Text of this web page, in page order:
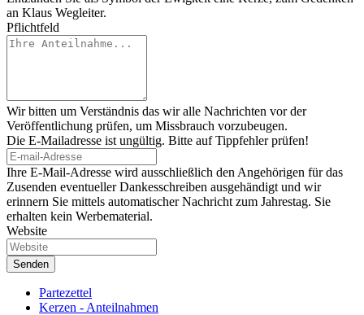
an Klaus Wegleiter.
Pflichtfeld
Wir bitten um Verständnis das wir alle Nachrichten vor der
Veröffentlichung prüfen, um Missbrauch vorzubeugen.
Die E-Mailadresse ist ungültig. Bitte auf Tippfehler prüfen!
Ihre E-Mail-Adresse wird ausschließlich den Angehörigen für das
Zusenden eventueller Dankesschreiben ausgehändigt und wir
erinnern Sie mittels automatischer Nachricht zum Jahrestag. Sie
erhalten kein Werbematerial.
Website
Partezettel
Kerzen - Anteilnahmen